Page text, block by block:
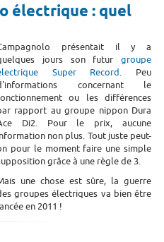
électrique : quel
présentait il y a
jours son futurgroupe
Super Record. Peu
concernant le
ou les différences
rapport au groupe nippon Dura
Di2. Pour le prix, aucune
non plus. Tout juste peut-
pour le moment faire une simple
grâce à une règle de 3.
une chose est sûre, la guerre
groupes électriques va bien être
en 2011 !